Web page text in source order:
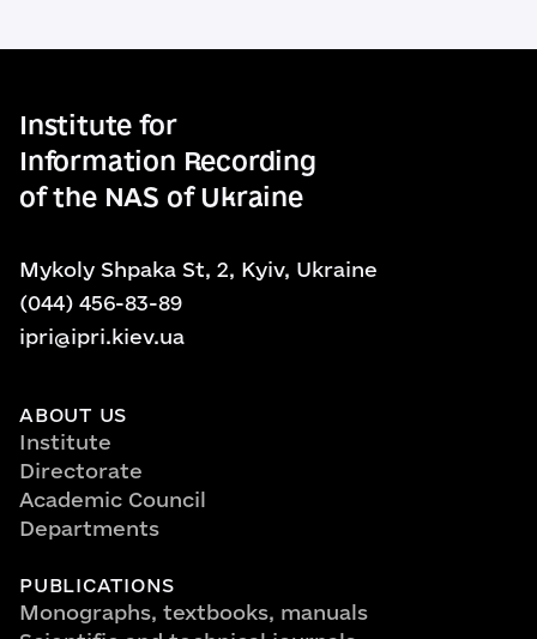
Institute for
Information Recording
of the NAS of Ukraine
Mykoly Shpaka St, 2, Kyiv, Ukraine
(044) 456-83-89
ipri@ipri.kiev.ua
ABOUT US
Institute
Directorate
Academic Council
Departments
PUBLICATIONS
Monographs, textbooks, manuals